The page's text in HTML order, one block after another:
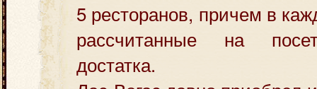
5 ресторанов, причем в
рассчитанные на
достатка.